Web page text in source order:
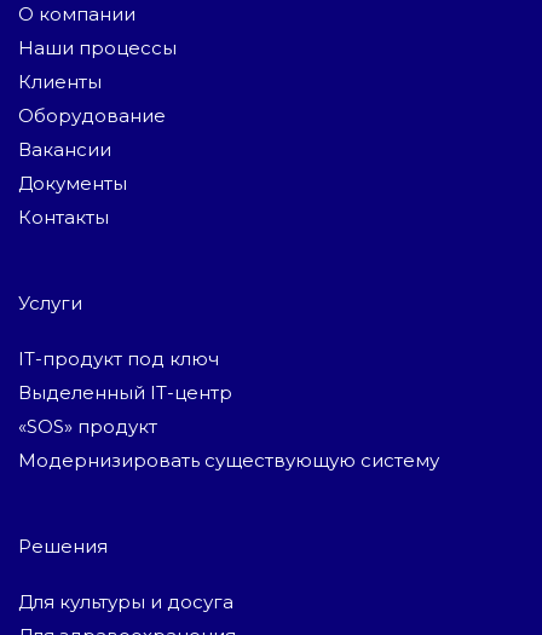
О компании
Наши процессы
Клиенты
Оборудование
Вакансии
Документы
Контакты
Услуги
IT-продукт под ключ
Выделенный IT-центр
«SOS» продукт
Модернизировать существующую систему
Решения
Для культуры и досуга